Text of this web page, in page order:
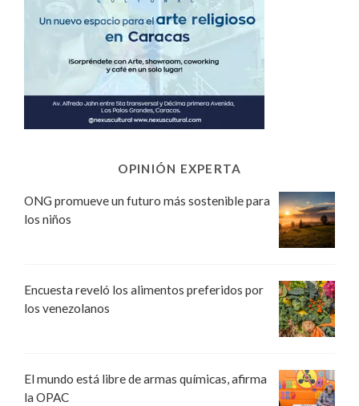
OPINIÓN EXPERTA
ONG promueve un futuro más sostenible para
los niños
Encuesta reveló los alimentos preferidos por
los venezolanos
El mundo está libre de armas químicas, afirma
la OPAC